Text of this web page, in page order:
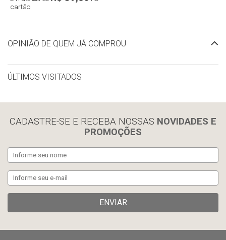
cartão
OPINIÃO DE QUEM JÁ COMPROU
ÚLTIMOS VISITADOS
CADASTRE-SE E RECEBA NOSSAS NOVIDADES E
PROMOÇÕES
ENVIAR